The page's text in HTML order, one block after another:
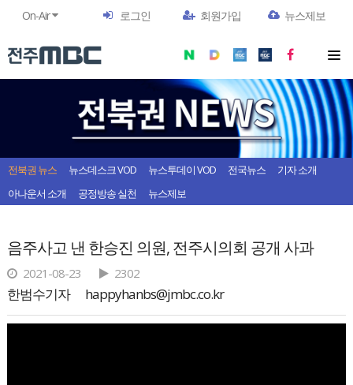
On-Air 로그인 회원가입 뉴스제보
전북권 뉴스 뉴스데스크 VOD 뉴스투데이 VOD 전국뉴스
기자 소개
아나운서 소개
공정방송 실천 뉴스제보
음주사고 낸 한승진 의원, 전주시의회 공개 사과
2021-08-23 2302
한범수기자 happyhanbs@jmbc.co.kr